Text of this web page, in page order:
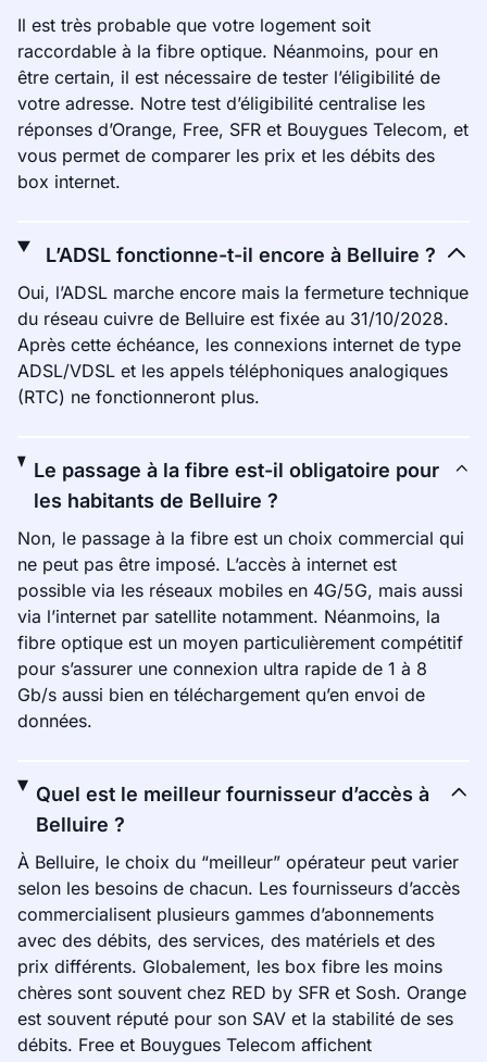
Il est très probable que votre logement soit
raccordable à la fibre optique. Néanmoins, pour en
être certain, il est nécessaire de tester l’éligibilité de
votre adresse. Notre test d’éligibilité centralise les
réponses d’Orange, Free, SFR et Bouygues Telecom, et
vous permet de comparer les prix et les débits des
box internet.
L’ADSL fonctionne-t-il encore à Belluire ?
Oui, l’ADSL marche encore mais la fermeture technique
du réseau cuivre de Belluire est fixée au 31/10/2028.
Après cette échéance, les connexions internet de type
ADSL/VDSL et les appels téléphoniques analogiques
(RTC) ne fonctionneront plus.
Le passage à la fibre est-il obligatoire pour
les habitants de Belluire ?
Non, le passage à la fibre est un choix commercial qui
ne peut pas être imposé. L’accès à internet est
possible via les réseaux mobiles en 4G/5G, mais aussi
via l’internet par satellite notamment. Néanmoins, la
fibre optique est un moyen particulièrement compétitif
pour s’assurer une connexion ultra rapide de 1 à 8
Gb/s aussi bien en téléchargement qu’en envoi de
données.
Quel est le meilleur fournisseur d’accès à
Belluire ?
À Belluire, le choix du “meilleur” opérateur peut varier
selon les besoins de chacun. Les fournisseurs d’accès
commercialisent plusieurs gammes d’abonnements
avec des débits, des services, des matériels et des
prix différents. Globalement, les box fibre les moins
chères sont souvent chez RED by SFR et Sosh. Orange
est souvent réputé pour son SAV et la stabilité de ses
débits. Free et Bouygues Telecom affichent